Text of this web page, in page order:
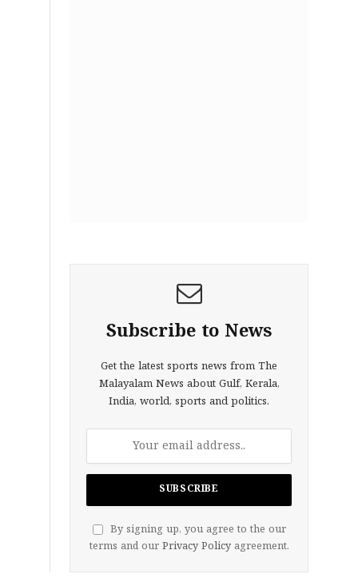
Subscribe to News
Get the latest sports news from The
Malayalam News about Gulf, Kerala,
India, world, sports and politics.
By signing up, you agree to the our
terms and our Privacy Policyagreement.